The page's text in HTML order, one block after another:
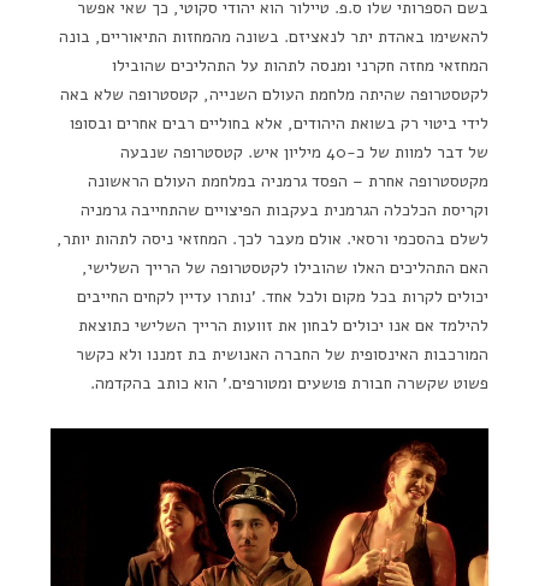
בשם הספרותי שלו ס.פ. טיילור הוא יהודי סקוטי, כך שאי אפשר
להאשימו באהדת יתר לנאציזם. בשונה מהמחזות התיאוריים, בונה
המחזאי מחזה חקרני ומנסה לתהות על התהליכים שהובילו
לקטסטרופה שהיתה מלחמת העולם השנייה, קטסטרופה שלא באה
לידי ביטוי רק בשואת היהודים, אלא בחוליים רבים אחרים ובסופו
של דבר למוות של כ-40 מיליון איש. קטסטרופה שנבעה
מקטסטרופה אחרת – הפסד גרמניה במלחמת העולם הראשונה
וקריסת הכלכלה הגרמנית בעקבות הפיצויים שהתחייבה גרמניה
לשלם בהסכמי ורסאי. אולם מעבר לכך. המחזאי ניסה לתהות יותר,
האם התהליכים האלו שהובילו לקטסטרופה של הרייך השלישי,
יכולים לקרות בכל מקום ולכל אחד. 'נותרו עדיין לקחים החייבים
להילמד אם אנו יכולים לבחון את זוועות הרייך השלישי כתוצאת
המורכבות האינסופית של החברה האנושית בת זמננו ולא כקשר
פשוט שקשרה חבורת פושעים ומטורפים.' הוא כותב בהקדמה.